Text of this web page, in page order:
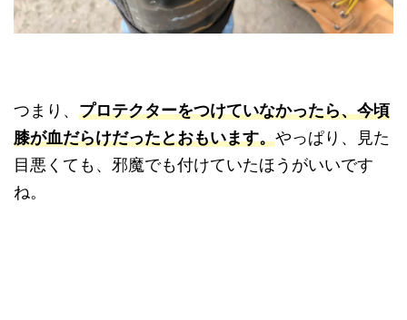
つまり、 プロテクターをつけていなかったら、今頃
膝が血だらけだったとおもいます。やっぱり、見た
目悪くても、邪魔でも付けていたほうがいいです
ね。